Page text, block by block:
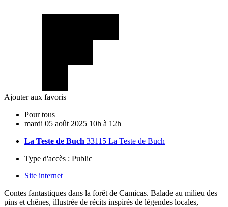
Ajouter aux favoris
Pour tous
mardi 05 août 2025 10h à 12h
La Teste de Buch 33115 La Teste de Buch
Type d'accès : Public
Site internet
Contes fantastiques dans la forêt de Camicas. Balade au milieu des
pins et chênes, illustrée de récits inspirés de légendes locales,